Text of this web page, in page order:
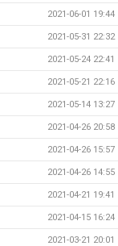
2021-06-01 19:44
2021-05-31 22:32
2021-05-24 22:41
2021-05-21 22:16
2021-05-14 13:27
2021-04-26 20:58
2021-04-26 15:57
2021-04-26 14:55
2021-04-21 19:41
2021-04-15 16:24
2021-03-21 20:01